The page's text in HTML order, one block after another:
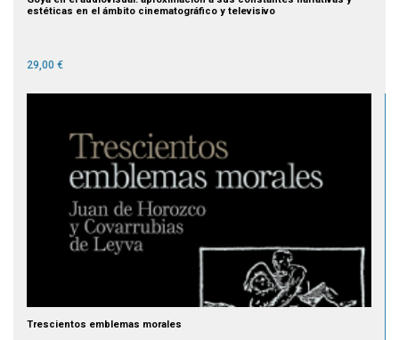
estéticas en el ámbito cinematográfico y televisivo
29,00 €
Trescientos emblemas morales